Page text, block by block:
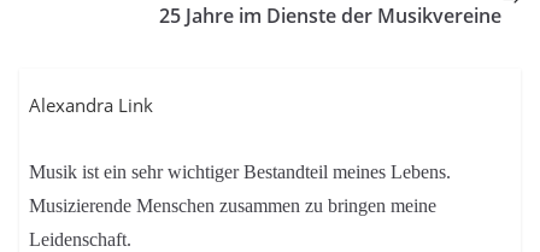
25 Jahre im Dienste der Musikvereine
Alexandra Link
Musik ist ein sehr wichtiger Bestandteil meines Lebens.
Musizierende Menschen zusammen zu bringen meine
Leidenschaft.